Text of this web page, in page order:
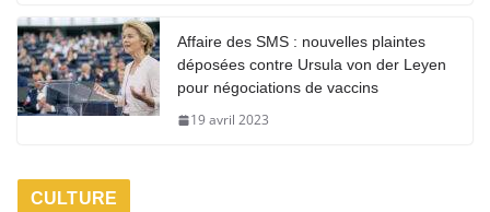
Affaire des SMS : nouvelles plaintes
déposées contre Ursula von der Leyen
pour négociations de vaccins
19 avril 2023
CULTURE